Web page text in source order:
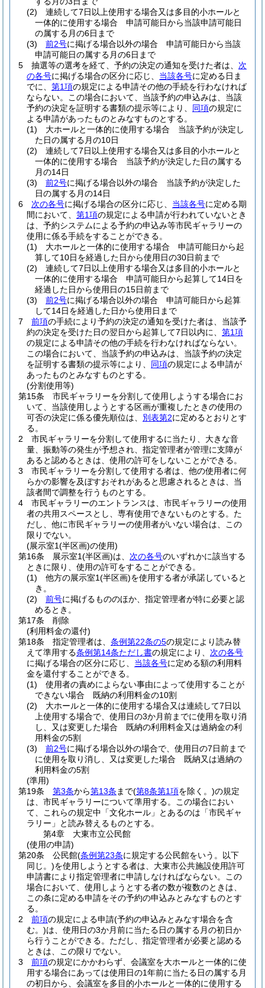
(2)
連続して7日以上使用する場合又は多目的小ホールと
一体的に使用する場合 申請可能日から当該申請可能日
の属する月の6日まで
(3)
前2号に掲げる場合以外の場合 申請可能日から当該
申請可能日の属する月の6日まで
5
抽選等の選考を経て、予約の決定の通知を受けた者は、 次
の各号に掲げる場合の区分に応じ、 当該各号に定める日ま
でに、 第1項の規定による申請その他の手続を行わなければ
ならない。
この場合において、当該予約の申込みは、当該
予約の決定を証明する書類の提示等により、 同項の規定に
よる申請があったものとみなすものとする。
(1)
大ホールと一体的に使用する場合 当該予約が決定し
た日の属する月の10日
(2)
連続して7日以上使用する場合又は多目的小ホールと
一体的に使用する場合 当該予約が決定した日の属する
月の14日
(3)
前2号に掲げる場合以外の場合 当該予約が決定した
日の属する月の14日
6
次の各号に掲げる場合の区分に応じ、 当該各号に定める期
間において、 第1項の規定による申請が行われていないとき
は、予約システムによる予約の申込み等市民ギャラリーの
使用に係る手続をすることができる。
(1)
大ホールと一体的に使用する場合 申請可能日から起
算して10日を経過した日から使用日の30日前まで
(2)
連続して7日以上使用する場合又は多目的小ホールと
一体的に使用する場合 申請可能日から起算して14日を
経過した日から使用日の15日前まで
(3)
前2号に掲げる場合以外の場合 申請可能日から起算
して14日を経過した日から使用日まで
7
前項の手続により予約の決定の通知を受けた者は、当該予
約の決定を受けた日の翌日から起算して7日以内に、 第1項
の規定による申請その他の手続を行わなければならない。
この場合において、当該予約の申込みは、当該予約の決定
を証明する書類の提示等により、 同項の規定による申請が
あったものとみなすものとする。
(分割使用等)
第15条
市民ギャラリーを分割して使用しようする場合にお
いて、当該使用しようとする区画が重複したときの使用の
可否の決定に係る優先順位は、 別表第2に定めるとおりとす
る。
2
市民ギャラリーを分割して使用するに当たり、大きな音
量、振動等の発生が予想され、指定管理者が管理に支障が
あると認めるときは、使用の許可をしないことができる。
3
市民ギャラリーを分割して使用する者は、他の使用者に何
らかの影響を及ぼすおそれがあると思慮されるときは、当
該者間で調整を行うものとする。
4
市民ギャラリーのエントランスは、市民ギャラリーの使用
者の共用スペースとし、専有使用できないものとする。 た
だし、他に市民ギャラリーの使用者がいない場合は、この
限りでない。
(展示室1(半区画)の使用)
第16条
展示室1(半区画)は、 次の各号のいずれかに該当する
ときに限り、使用の許可をすることができる。
(1)
他方の展示室1(半区画)を使用する者が承諾していると
き。
(2)
前号に掲げるもののほか、指定管理者が特に必要と認
めるとき。
第17条
削除
(利用料金の還付)
第18条
指定管理者は、 条例第22条の5の規定により読み替
えて準用する条例第14条ただし書の規定により、 次の各号
に掲げる場合の区分に応じ、 当該各号に定める額の利用料
金を還付することができる。
(1)
使用者の責めによらない事由によって使用することが
できない場合 既納の利用料金の10割
(2)
大ホールと一体的に使用する場合又は連続して7日以
上使用する場合で、使用日の3か月前までに使用を取り消
し、又は変更した場合 既納の利用料金又は過納金の利
用料金の5割
(3)
前2号に掲げる場合以外の場合で、使用日の7日前まで
に使用を取り消し、又は変更した場合 既納又は過納の
利用料金の5割
(準用)
第19条
第3条から第13条 まで(第8条第1項を除く。)の規定
は、市民ギャラリーについて準用する。
この場合におい
て、これらの規定中「文化ホール」とあるのは「市民ギャ
ラリー」と読み替えるものとする。
第4章
大東市立公民館
(使用の申請)
第20条
公民館(条例第23条に規定する公民館をいう。以下
同じ。)を使用しようとする者は、大東市公共施設使用許可
申請書により指定管理者に申請しなければならない。
この
場合において、使用しようとする者の数が複数のときは、
この条に定める申請をその予約の申込みとみなすものとす
る。
2
前項の規定による申請(予約の申込みとみなす場合を含
む。)は、使用日の3か月前に当たる日の属する月の初日か
ら行うことができる。 ただし、指定管理者が必要と認める
ときは、この限りでない。
3
前項の規定にかかわらず、会議室を大ホールと一体的に使
用する場合にあっては使用日の1年前に当たる日の属する月
の初日から、会議室を多目的小ホールと一体的に使用する